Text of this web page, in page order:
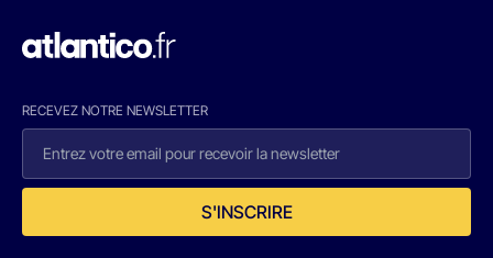
RECEVEZ NOTRE NEWSLETTER
S'INSCRIRE